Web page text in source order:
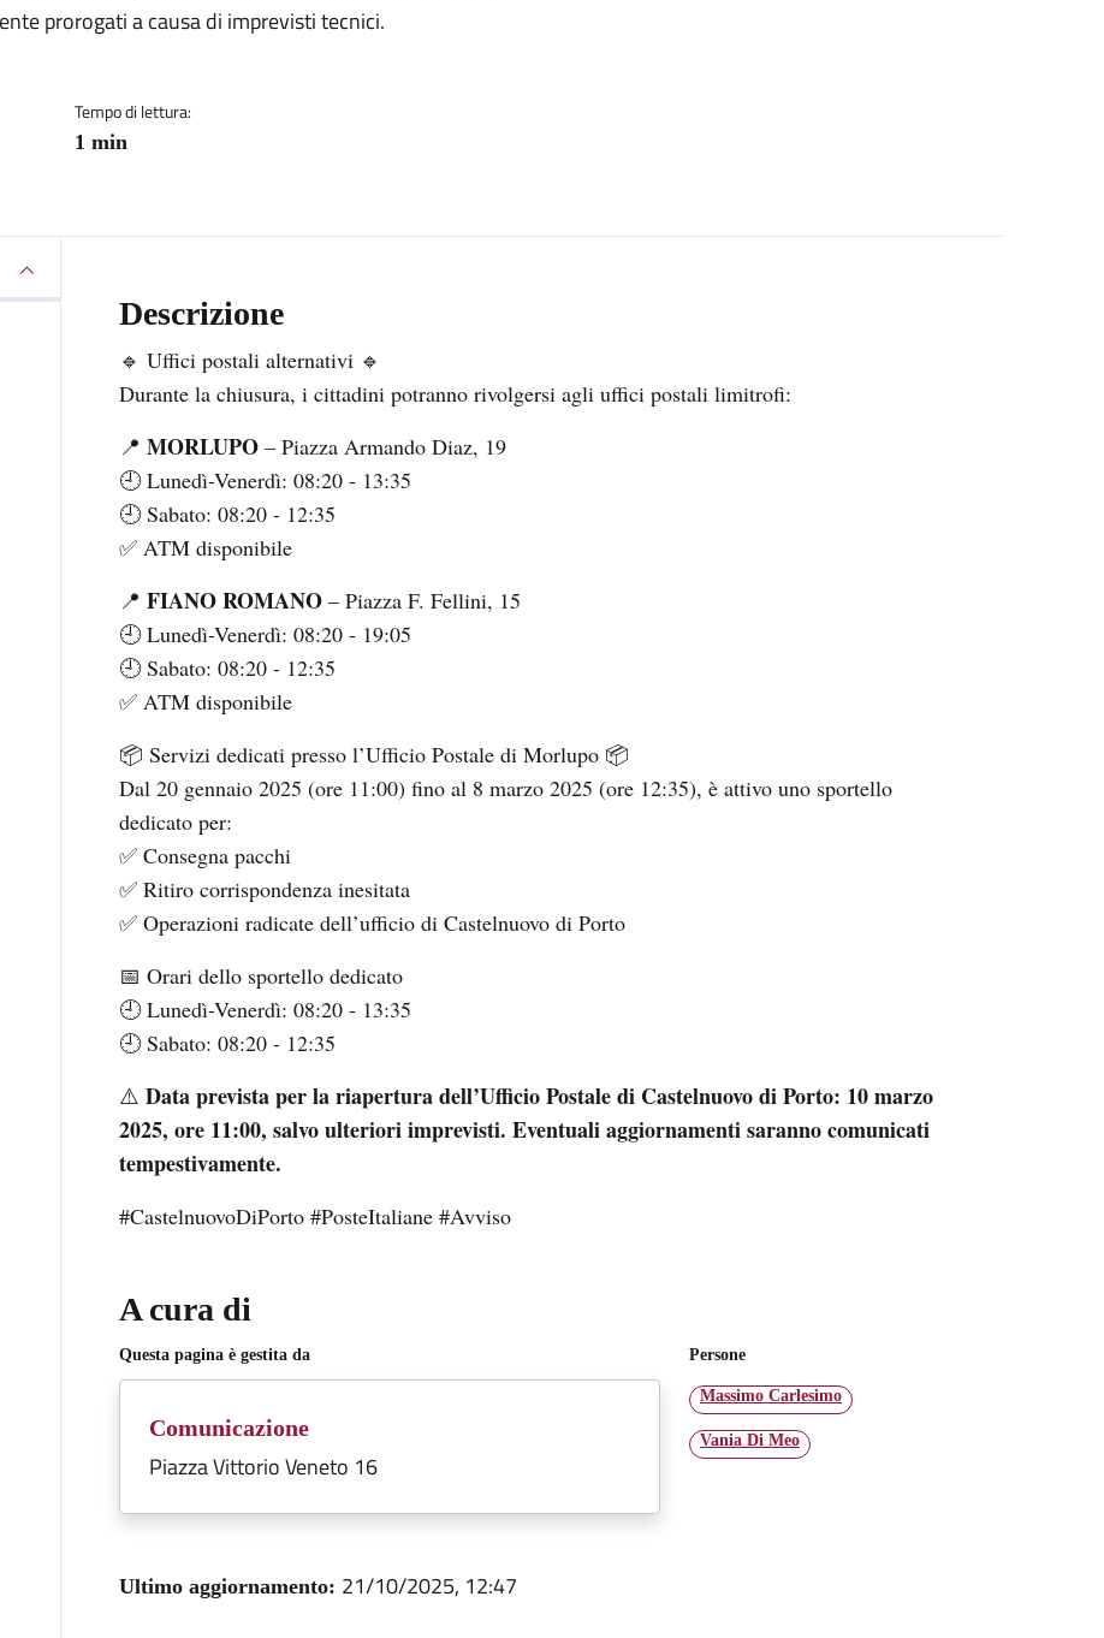
prorogati a causa di imprevisti tecnici.
Tempo di lettura:
1 min
Descrizione
🔹 Uffici postali alternativi 🔹
Durante la chiusura, i cittadini potranno rivolgersi agli uffici postali limitrofi:
📍 MORLUPO – Piazza Armando Diaz, 19
🕘 Lunedì-Venerdì: 08:20 - 13:35
🕘 Sabato: 08:20 - 12:35
✅ ATM disponibile
📍 FIANO ROMANO – Piazza F. Fellini, 15
🕘 Lunedì-Venerdì: 08:20 - 19:05
🕘 Sabato: 08:20 - 12:35
✅ ATM disponibile
📦 Servizi dedicati presso l’Ufficio Postale di Morlupo 📦
Dal 20 gennaio 2025 (ore 11:00) fino al 8 marzo 2025 (ore 12:35), è attivo uno sportello
dedicato per:
✅ Consegna pacchi
✅ Ritiro corrispondenza inesitata
✅ Operazioni radicate dell’ufficio di Castelnuovo di Porto
📅 Orari dello sportello dedicato
🕘 Lunedì-Venerdì: 08:20 - 13:35
🕘 Sabato: 08:20 - 12:35
⚠️ Data prevista per la riapertura dell’Ufficio Postale di Castelnuovo di Porto: 10 marzo
2025, ore 11:00, salvo ulteriori imprevisti. Eventuali aggiornamenti saranno comunicati
tempestivamente.
#CastelnuovoDiPorto #PosteItaliane #Avviso
A cura di
Questa pagina è gestita da
Comunicazione
Piazza Vittorio Veneto 16
Persone
Massimo Carlesimo
Vania Di Meo
Ultimo aggiornamento: 21/10/2025, 12:47